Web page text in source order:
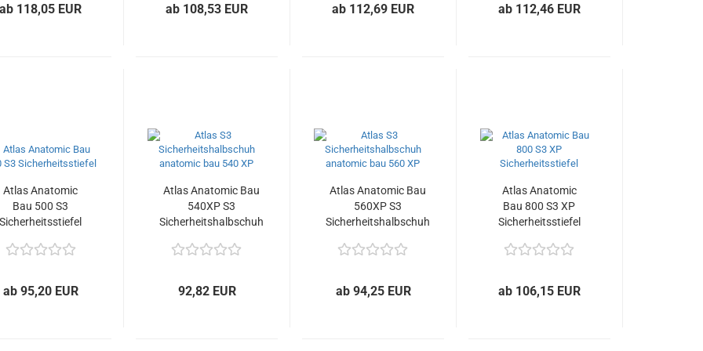
ab 118,05 EUR ab 108,53 EUR ab 112,69 EUR ab 112,46 EUR
Atlas Anatomic
Bau 500 S3
Sicherheitsstiefel
ab 95,20 EUR
Atlas Anatomic Bau
540XP S3
Sicherheitshalbschuh
92,82 EUR
Atlas Anatomic Bau
560XP S3
Sicherheitshalbschuh
ab 94,25 EUR
Atlas Anatomic
Bau 800 S3 XP
Sicherheitsstiefel
ab 106,15 EUR